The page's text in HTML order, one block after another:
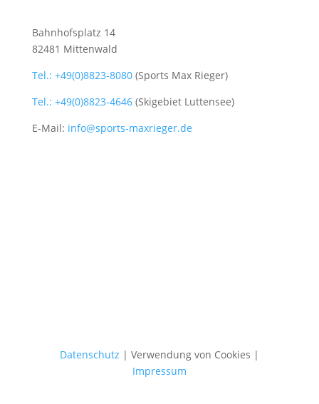
Bahnhofsplatz 14
82481 Mittenwald
Tel.: +49(0)8823-8080(Sports Max Rieger)
Tel.: +49(0)8823-4646(Skigebiet Luttensee)
E-Mail: info@sports-maxrieger.de
Datenschutz | Verwendung von Cookies |
Impressum